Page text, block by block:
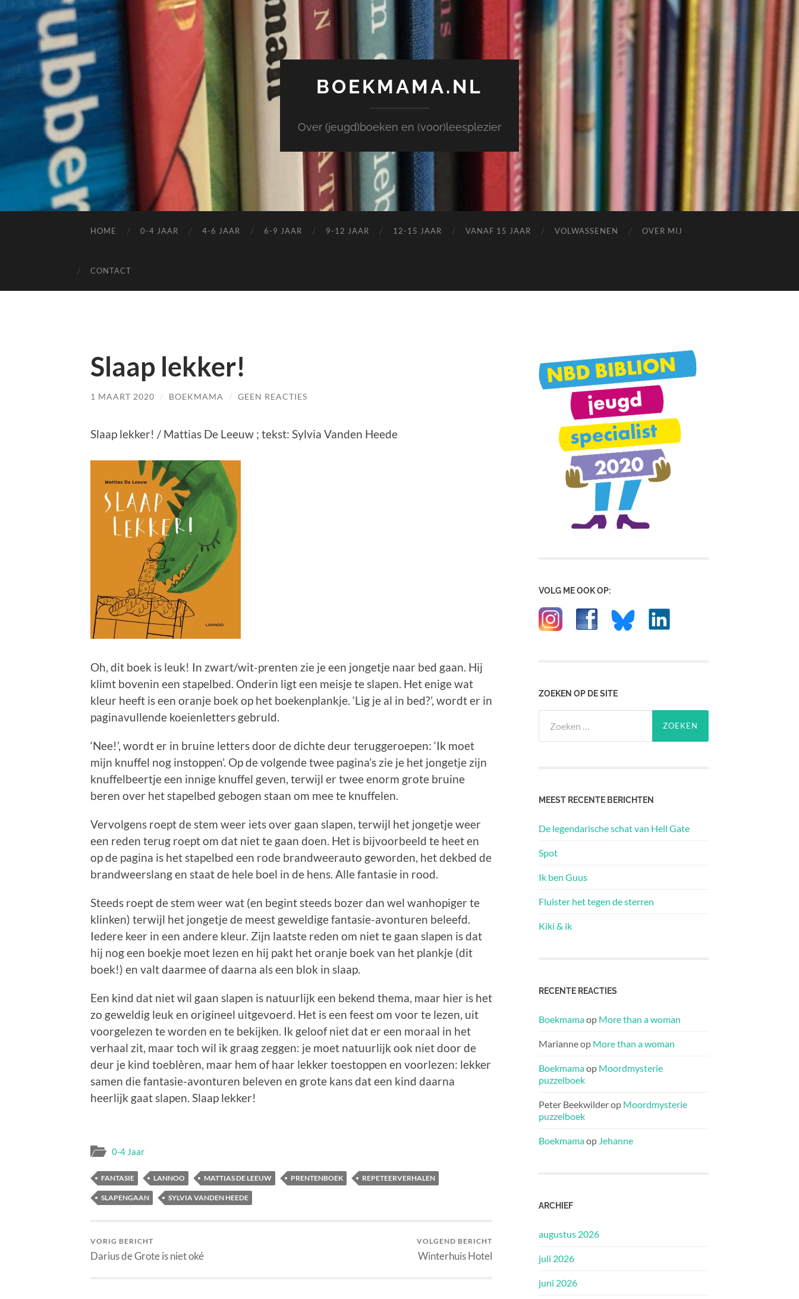
BOEKMAMA.NL
Over (jeugd)boeken en (voor)leesplezier
HOME 0-4 JAAR 4-6 JAAR 6-9 JAAR 9-12 JAAR 12-15 JAAR VANAF 15 JAAR VOLWASSENEN OVER MIJ
CONTACT
Slaap lekker!
1 MAART 2020 / BOEKMAMA / GEEN REACTIES
Slaap lekker! / Mattias De Leeuw ; tekst: Sylvia Vanden Heede
Oh, dit boek is leuk! In zwart/wit-prenten zie je een jongetje naar bed gaan. Hij
klimt bovenin een stapelbed. Onderin ligt een meisje te slapen. Het enige wat
kleur heeft is een oranje boek op het boekenplankje. ‘Lig je al in bed?’, wordt er in
paginavullende koeienletters gebruld.
‘Nee!’, wordt er in bruine letters door de dichte deur teruggeroepen: ‘Ik moet
mijn knuffel nog instoppen’. Op de volgende twee pagina’s zie je het jongetje zijn
knuffelbeertje een innige knuffel geven, terwijl er twee enorm grote bruine
beren over het stapelbed gebogen staan om mee te knuffelen.
Vervolgens roept de stem weer iets over gaan slapen, terwijl het jongetje weer
een reden terug roept om dat niet te gaan doen. Het is bijvoorbeeld te heet en
op de pagina is het stapelbed een rode brandweerauto geworden, het dekbed de
brandweerslang en staat de hele boel in de hens. Alle fantasie in rood.
Steeds roept de stem weer wat (en begint steeds bozer dan wel wanhopiger te
klinken) terwijl het jongetje de meest geweldige fantasie-avonturen beleefd.
Iedere keer in een andere kleur. Zijn laatste reden om niet te gaan slapen is dat
hij nog een boekje moet lezen en hij pakt het oranje boek van het plankje (dit
boek!) en valt daarmee of daarna als een blok in slaap.
Een kind dat niet wil gaan slapen is natuurlijk een bekend thema, maar hier is het
zo geweldig leuk en origineel uitgevoerd. Het is een feest om voor te lezen, uit
voorgelezen te worden en te bekijken. Ik geloof niet dat er een moraal in het
verhaal zit, maar toch wil ik graag zeggen: je moet natuurlijk ook niet door de
deur je kind toeblèren, maar hem of haar lekker toestoppen en voorlezen: lekker
samen die fantasie-avonturen beleven en grote kans dat een kind daarna
heerlijk gaat slapen. Slaap lekker!
0-4 Jaar
FANTASIE LANNOO MATTIAS DE LEEUW PRENTENBOEK REPETEERVERHALEN
SLAPENGAAN SYLVIA VANDEN HEEDE
VORIG BERICHT
Darius de Grote is niet oké
VOLGEND BERICHT
Winterhuis Hotel
VOLG ME OOK OP:
ZOEKEN OP DE SITE
naar:
MEEST RECENTE BERICHTEN
De legendarische schat van Hell Gate
Spot
Ik ben Guus
Fluister het tegen de sterren
Kiki & ik
RECENTE REACTIES
Boekmamaop More than a woman
Marianneop More than a woman
Boekmamaop Moordmysterie
puzzelboek
Peter Beekwilderop Moordmysterie
puzzelboek
Boekmamaop Jehanne
ARCHIEF
augustus 2026
juli 2026
juni 2026